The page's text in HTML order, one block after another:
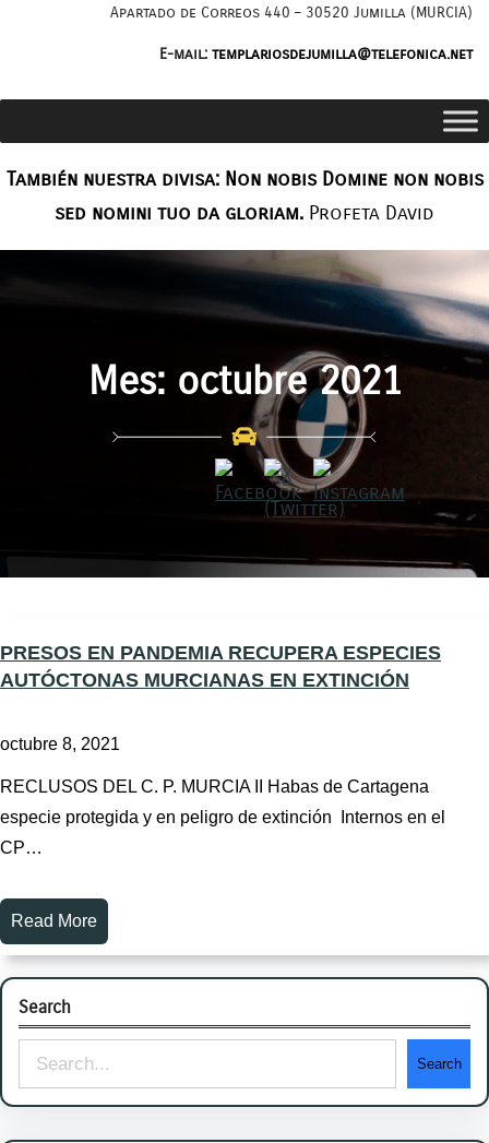
Apartado de Correos 440 – 30520 Jumilla (MURCIA)
E-mail: templariosdejumilla@telefonica.net
También nuestra divisa: Non nobis Domine non nobis
sed nomini tuo da gloriam. Profeta David
Mes: octubre 2021
PRESOS EN PANDEMIA RECUPERA ESPECIES
AUTÓCTONAS MURCIANAS EN EXTINCIÓN
octubre 8, 2021
RECLUSOS DEL C. P. MURCIA II Habas de Cartagena
especie protegida y en peligro de extinción Internos en el
CP…
Read More
Search
e
Search